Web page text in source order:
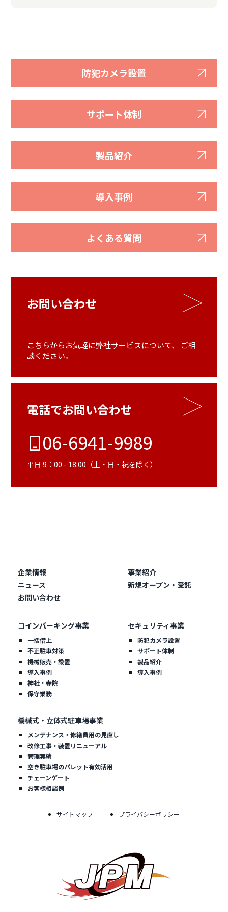
防犯カメラ設置
サポート体制
製品紹介
導入事例
よくある質問
お問い合わせ
こちらからお気軽に弊社サービスについて、
ご相
談ください。
電話でお問い合わせ
06-6941-9989
平日 9：00 - 18:00（土・日・祝を除く）
企業情報
事業紹介
ニュース
新規オープン・受託
お問い合わせ
コインパーキング事業
一括借上
不正駐車対策
機械販売・設置
導入事例
神社・寺院
保守業務
セキュリティ事業
防犯カメラ設置
サポート体制
製品紹介
導入事例
機械式・立体式駐車場事業
メンテナンス・修繕費用の見直し
改修工事・装置リニューアル
管理実績
空き駐車場のパレット有効活用
チェーンゲート
お客様相談例
サイトマップ プライバシーポリシー